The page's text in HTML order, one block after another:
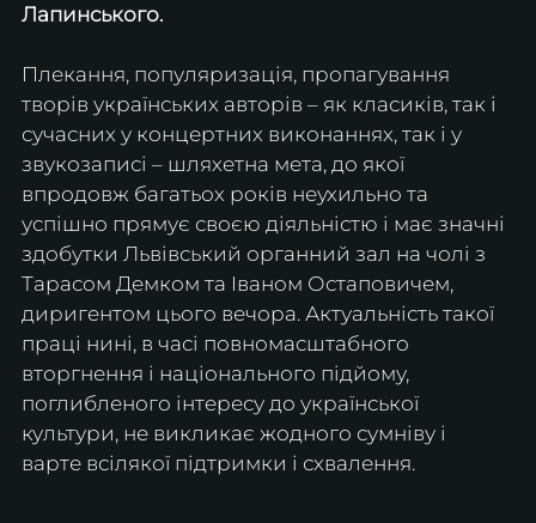
Лапинського.
Плекання, популяризація, пропагування
творів українських авторів – як класиків, так і
сучасних у концертних виконаннях, так і у
звукозаписі – шляхетна мета, до якої
впродовж багатьох років неухильно та
успішно прямує своєю діяльністю і має значні
здобутки Львівський органний зал на чолі з
Тарасом Демком та Іваном Остаповичем,
диригентом цього вечора. Актуальність такої
праці нині, в часі повномасштабного
вторгнення і національного підйому,
поглибленого інтересу до української
культури, не викликає жодного сумніву і
варте всілякої підтримки і схвалення.